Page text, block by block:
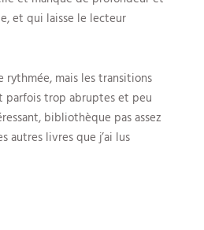
et qui laisse le lecteur
rythmée, mais les transitions
parfois trop abruptes et peu
bibliothèque pas assez
autres livres que j’ai lus